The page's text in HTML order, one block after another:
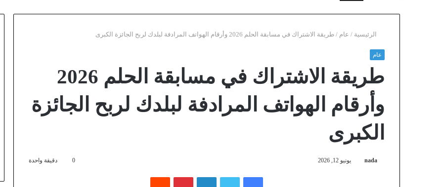
الرئيسية / عام / طريقة الاشتراك في مسابقة الحلم 2026 وأرقام الهواتف المرادفة لبلدك لربح الجائزة الكبرى
عام
طريقة الاشتراك في مسابقة الحلم 2026
وأرقام الهواتف المرادفة لبلدك لربح الجائزة
الكبرى
nada يونيو 12, 2026 0 دقيقة واحدة
فيسبوك لينكدإن بينتيريست